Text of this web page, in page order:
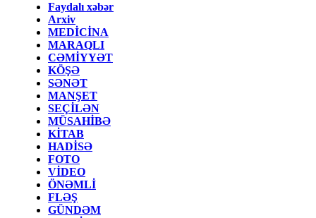
Faydalı xəbər
Arxiv
MEDİCİNA
MARAQLI
CƏMİYYƏT
KÖŞƏ
SƏNƏT
MANŞET
SEÇİLƏN
MÜSAHİBƏ
KİTAB
HADİSƏ
FOTO
VİDEO
ÖNƏMLİ
FLƏŞ
GÜNDƏM